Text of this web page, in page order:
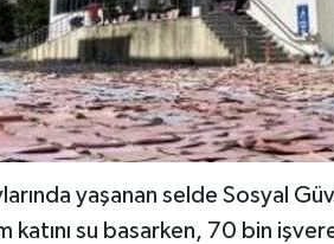
yaşanan selde Sosyal
katını su basarken, 70 bin